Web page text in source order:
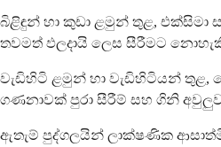
බිළිඳුන් හා කුඩා ළමුන් තුළ,
තවමත් ඵලදායි ලෙස සීරීමට
වැඩිහිටි ළමුන් හා වැඩිහිටියන් තුළ,
ගණනාවක් පුරා සීරීම් සහ ගිනි
ඇතැම් පුද්ගලයින් ලාක්ෂණික